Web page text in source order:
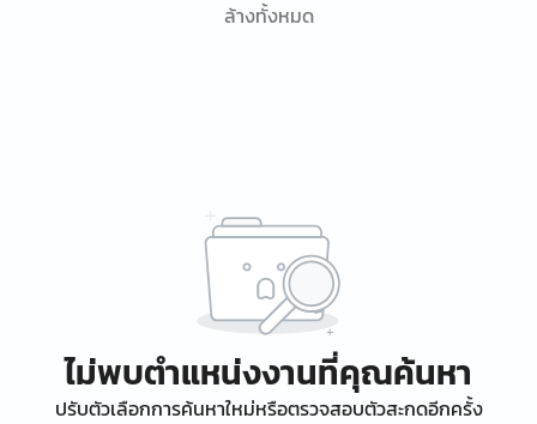
ล้างทั้งหมด
ไม่พบตำแหน่งงานที่คุณค้นหา
ปรับตัวเลือกการค้นหาใหม่หรือตรวจสอบตัวสะกดอีกครั้ง